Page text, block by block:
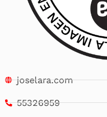
joselara.com
55326959